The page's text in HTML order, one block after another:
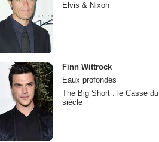
Elvis & Nixon
Finn Wittrock
Eaux profondes
The Big Short : le Casse du
siècle